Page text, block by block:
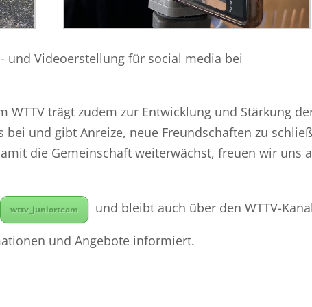
und Videoerstellung für social media bei
WTTV trägt zudem zur Entwicklung und Stärkung
bei und gibt Anreize, neue Freundschaften zu
die Gemeinschaft weiterwächst, freuen wir uns
wttv_juniorteam und bleibt auch über den WTTV-Kanal
und Angebote informiert.